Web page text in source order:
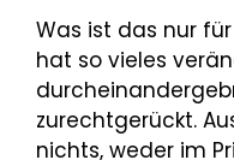
Was ist das nur
hat so vieles
zurechtgerückt.
nichts, weder im